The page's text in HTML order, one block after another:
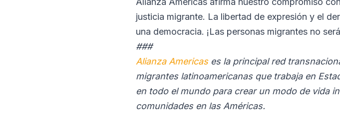
justicia migrante. La libertad de expresión y el
una democracia. ¡Las personas migrantes no
###
Alianza Americases la principal red
migrantes latinoamericanas que trabaja en
en todo el mundo para crear un modo de vida
comunidades en las Américas.